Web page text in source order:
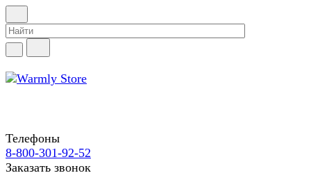
Телефоны
8-800-301-92-52
Заказать звонок